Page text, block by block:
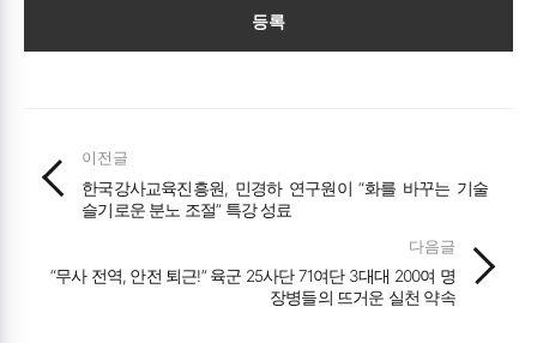
등록
이전글
한국강사교육진흥원, 민경하 연구원이 “화를 바꾸는 기술
슬기로운 분노 조절” 특강 성료
다음글
“무사 전역, 안전 퇴근!” 육군 25사단 71여단 3대대 200여 명
장병들의 뜨거운 실천 약속